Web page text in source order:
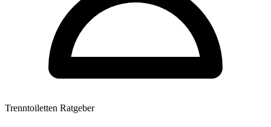
Trenntoiletten Ratgeber